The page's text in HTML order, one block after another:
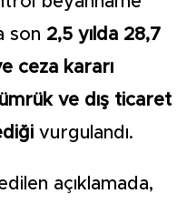
son 2,5 yılda 28,7
ceza kararı
ve dış ticaret
vurgulandı.
açıklamada,